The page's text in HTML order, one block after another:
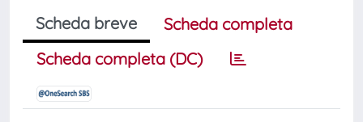
Scheda breve
Scheda completa
Scheda completa (DC)